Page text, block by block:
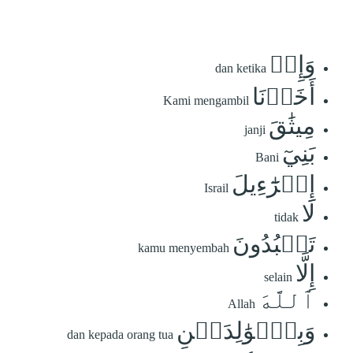
وَإِذۡ dan ketika
أَخَذۡنَا Kami mengambil
مِيثَٰقَ janji
بَنِيٓ Bani
إِسۡرَٰٓءِيلَ Israil
لَا tidak
تَعۡبُدُونَ kamu menyembah
إِلَّا selain
ٱللَّهَ Allah
وَبِٱلۡوَٰلِدَيۡنِ dan kepada orang tua